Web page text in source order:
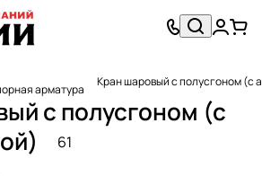
арматура Кран шаровый с полусгоном (с
с полусгоном (с
61